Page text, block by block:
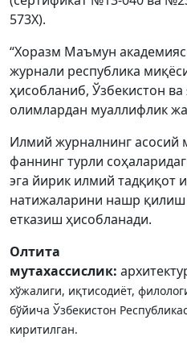
Volume 3_1, 2020
Volume 3_2, 2026
Volume 5_5, 2026
Volume 5_3, 2026
Volume 5_2, 2026
Volume 5_1, 2026
Volume 4_5, 2026
Volume 4_4, 2026
573Х).
“Хоразм Маъмун
журнали республика
ҳисобланиб, Ўзбекистон
олимлардан муаллифлик
Илмий журналнинг асосий
фаннинг турли
эга йирик илмий тадқиқот
натижаларини нашр
етказиш ҳисобланади.
Олтита
мутахассислик:
хўжалиги, иқтисодиёт,
бўйича Ўзбекистон
киритилган.